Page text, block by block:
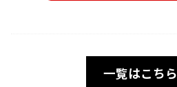
一覧はこちら